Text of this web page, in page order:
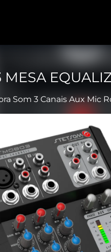
Som 3 Canais Aux Mic